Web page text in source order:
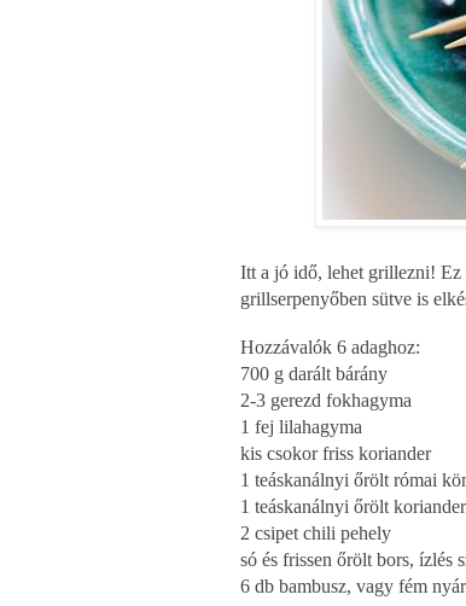
Itt a jó idő, lehet grillezni! Ez
grillserpenyőben sütve is
Hozzávalók 6 adaghoz:
700 g darált bárány
2-3 gerezd fokhagyma
1 fej lilahagyma
kis csokor friss koriander
1 teáskanálnyi őrölt római
1 teáskanálnyi őrölt
2 csipet chili pehely
só és frissen őrölt bors, ízlés
6 db bambusz, vagy fém